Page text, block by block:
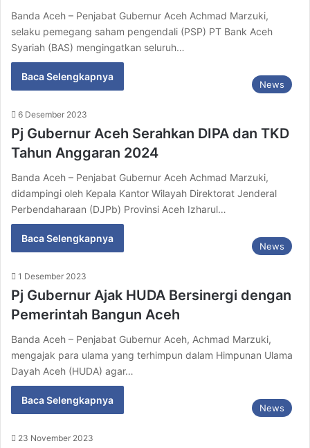
Banda Aceh – Penjabat Gubernur Aceh Achmad Marzuki,
selaku pemegang saham pengendali (PSP) PT Bank Aceh
Syariah (BAS) mengingatkan seluruh…
Baca Selengkapnya
News
6 Desember 2023
Pj Gubernur Aceh Serahkan DIPA dan TKD
Tahun Anggaran 2024
Banda Aceh – Penjabat Gubernur Aceh Achmad Marzuki,
didampingi oleh Kepala Kantor Wilayah Direktorat Jenderal
Perbendaharaan (DJPb) Provinsi Aceh Izharul…
Baca Selengkapnya
News
1 Desember 2023
Pj Gubernur Ajak HUDA Bersinergi dengan
Pemerintah Bangun Aceh
Banda Aceh – Penjabat Gubernur Aceh, Achmad Marzuki,
mengajak para ulama yang terhimpun dalam Himpunan Ulama
Dayah Aceh (HUDA) agar…
Baca Selengkapnya
News
23 November 2023